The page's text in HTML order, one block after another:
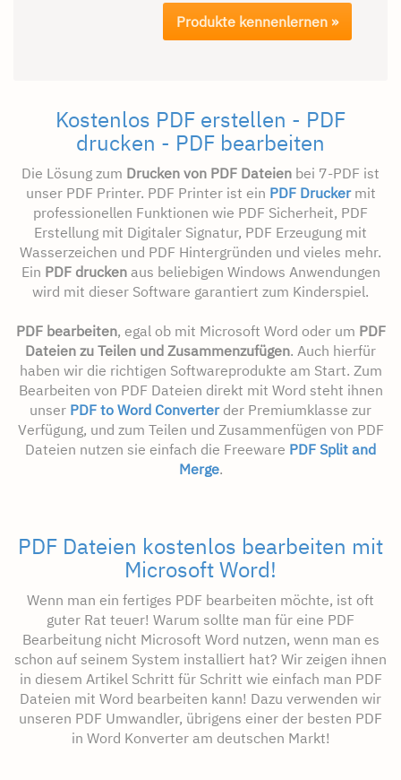
Produkte kennenlernen »
Kostenlos PDF erstellen - PDF
drucken - PDF bearbeiten
Die Lösung zum Drucken von PDF Dateien bei 7-PDF ist
unser PDF Printer. PDF Printer ist ein PDF Druckermit
professionellen Funktionen wie PDF Sicherheit, PDF
Erstellung mit Digitaler Signatur, PDF Erzeugung mit
Wasserzeichen und PDF Hintergründen und vieles mehr.
Ein PDF druckenaus beliebigen Windows Anwendungen
wird mit dieser Software garantiert zum Kinderspiel.
PDF bearbeiten, egal ob mit Microsoft Word oder um PDF
Dateien zu Teilen und Zusammenzufügen. Auch hierfür
haben wir die richtigen Softwareprodukte am Start. Zum
Bearbeiten von PDF Dateien direkt mit Word steht ihnen
unser PDF to Word Converterder Premiumklasse zur
Verfügung, und zum Teilen und Zusammenfügen von PDF
Dateien nutzen sie einfach die Freeware PDF Split and
Merge.
PDF Dateien kostenlos bearbeiten mit
Microsoft Word!
Wenn man ein fertiges PDF bearbeiten möchte, ist oft
guter Rat teuer! Warum sollte man für eine PDF
Bearbeitung nicht Microsoft Word nutzen, wenn man es
schon auf seinem System installiert hat? Wir zeigen ihnen
in diesem Artikel Schritt für Schritt wie einfach man PDF
Dateien mit Word bearbeiten kann! Dazu verwenden wir
unseren PDF Umwandler, übrigens einer der besten PDF
in Word Konverter am deutschen Markt!